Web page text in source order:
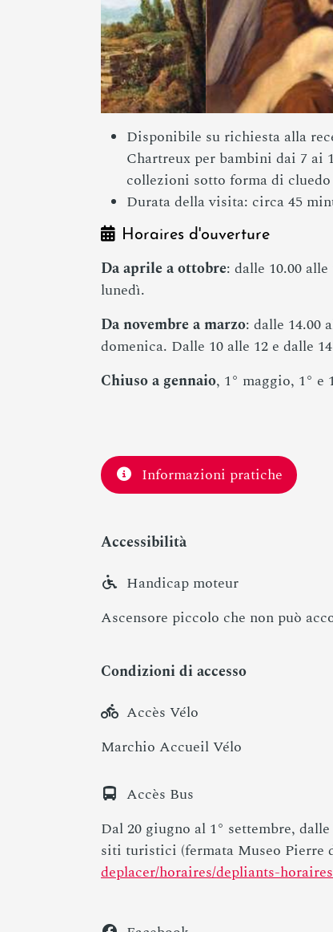
Disponibile su richiesta alla
Chartreux per bambini dai 7 ai
collezioni sotto forma di cluedo
Durata della visita: circa 45
Horaires d'ouverture
Da aprile a ottobre: dalle 10.00
lunedì.
Da novembre a marzo: dalle 14.00
domenica. Dalle 10 alle 12 e dalle
Chiuso a gennaio, 1° maggio, 1° e
Informazioni pratiche
Accessibilità
Handicap moteur
Ascensore piccolo che non può
Condizioni di accesso
Accès Vélo
Marchio Accueil Vélo
Accès Bus
Dal 20 giugno al 1° settembre,
siti turistici (fermata Museo Pierre
deplacer/horaires/depliants-